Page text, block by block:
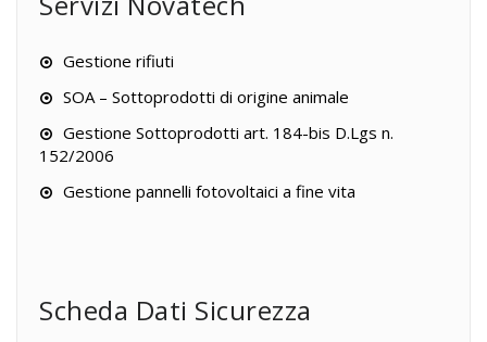
Gestione rifiuti
SOA – Sottoprodotti di origine animale
Gestione Sottoprodotti art. 184-bis D.Lgs n.
152/2006
Gestione pannelli fotovoltaici a fine vita
Scheda Dati Sicurezza